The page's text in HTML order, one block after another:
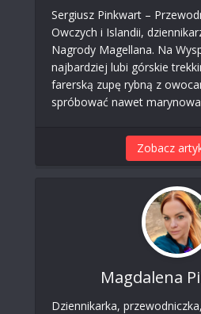
Sergiusz Pinkwart –
Owczych i Islandii,
Nagrody Magellana. Na
najbardziej lubi górskie
farerską zupę rybną z
spróbować nawet
Zobacz
Magdalena
Dziennikarka,